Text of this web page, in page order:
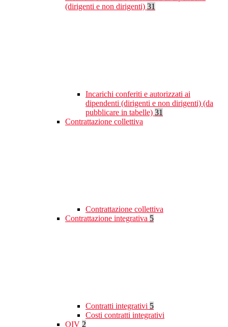
(dirigenti e non dirigenti) 31
Incarichi conferiti e autorizzati ai
dipendenti (dirigenti e non dirigenti) (da
pubblicare in tabelle) 31
Contrattazione collettiva
Contrattazione collettiva
Contrattazione integrativa 5
Contratti integrativi 5
Costi contratti integrativi
OIV 2